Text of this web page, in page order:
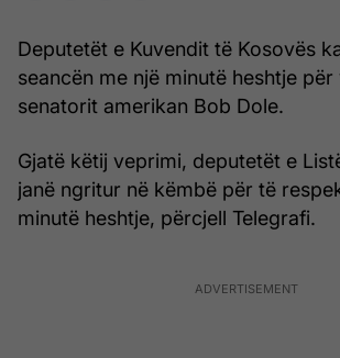
Deputetët e Kuvendit të Kosovës
seancën me një minutë heshtje
senatorit amerikan Bob Dole.
Gjatë këtij veprimi, deputetët e
janë ngritur në këmbë për të
minutë heshtje, përcjell Telegrafi.